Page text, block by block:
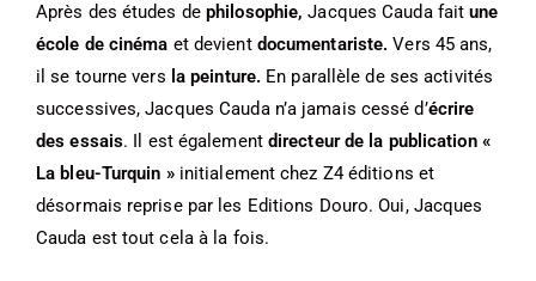
Après des études de philosophie,Jacques Cauda faitune
école de cinéma et devient documentariste. Vers 45 ans,
il se tourne vers la peinture. En parallèle de ses activités
successives, Jacques Cauda n’a jamais cessé d’écrire
des essais. Il est également directeur de la publication «
La bleu-Turquin »initialement chez Z4 éditions et
désormais reprise par les Editions Douro. Oui, Jacques
Cauda est tout cela à la fois.